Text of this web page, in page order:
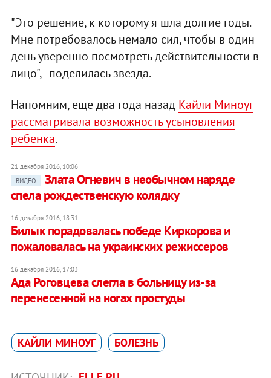
"Это решение, к которому я шла долгие годы.
Мне потребовалось немало сил, чтобы в один
день уверенно посмотреть действительности в
лицо", - поделилась звезда.
Напомним, еще два года назад Кайли Миноуг
рассматривала возможность усыновления
ребенка.
21 декабря 2016, 10:06
ВИДЕО
Злата Огневич в необычном наряде
спела рождественскую колядку
16 декабря 2016, 18:31
Билык порадовалась победе Киркорова и
пожаловалась на украинских режиссеров
16 декабря 2016, 17:03
Ада Роговцева слегла в больницу из-за
перенесенной на ногах простуды
КАЙЛИ МИНОУГ БОЛЕЗНЬ